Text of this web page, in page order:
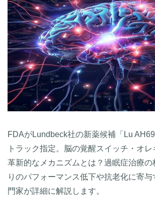
FDAがLundbeck社の新薬候補「Lu
トラック指定。脳の覚醒スイッチ・オ
革新的なメカニズムとは？過眠症治療の
りのパフォーマンス低下や抗老化に寄
門家が詳細に解説します。